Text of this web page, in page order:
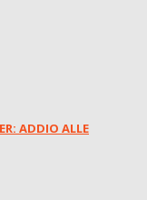
ADDIO ALLE